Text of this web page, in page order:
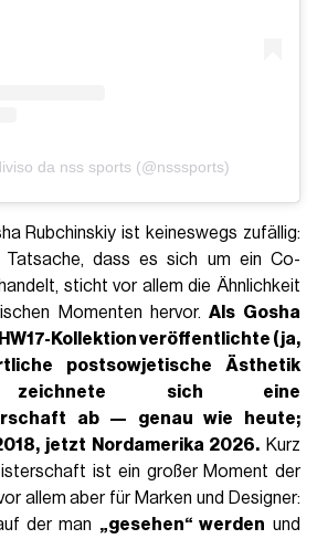
da nss sports (@nsssports)
Rubchinskiy ist keineswegs zufällig:
Tatsache, dass es sich um ein Co-
sticht vor allem die Ähnlichkeit
Momenten hervor.Als Gosha
HW17-Kollektionveröffentlichte (ja,
postsowjetische Ästhetik
zeichnete sich eine
ab — genau wie heute;
jetzt Nordamerika 2026. Kurz
ist ein großer Moment der
allem aber für Marken und Designer:
der man „gesehen“ werden und